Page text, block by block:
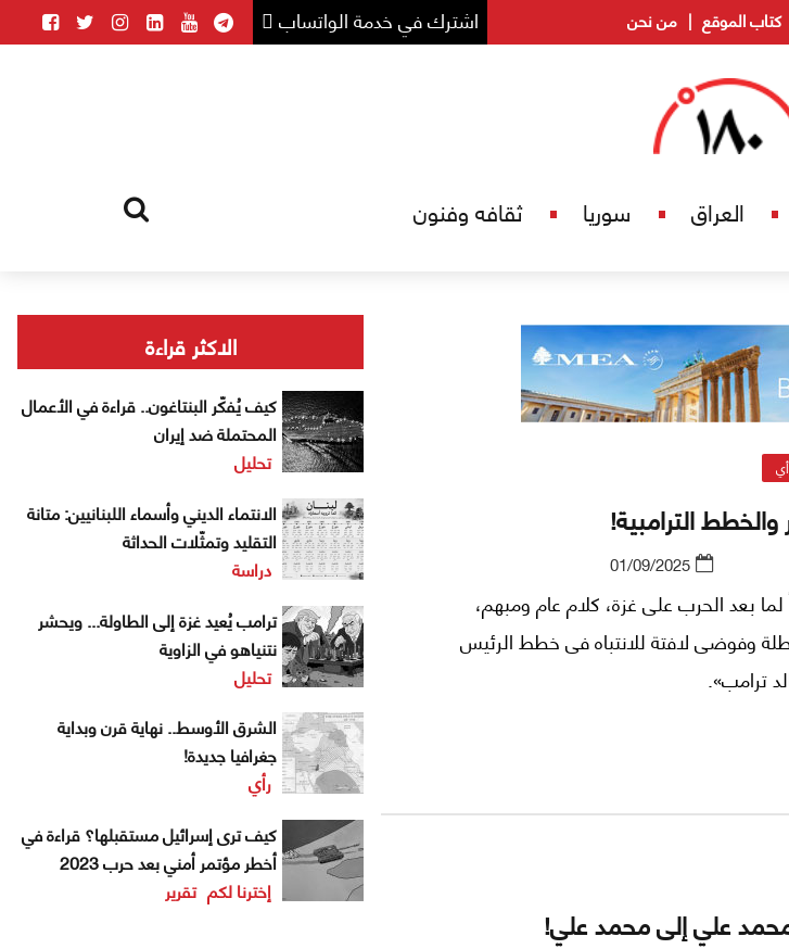
اشترك في خدمة الواتساب كتاب الموقع من نحن
العراق سوريا ثقافه وفنون
الترامبية!
01/09/2025
بعد الحرب على غزة، كلام عام ومبهم،
وفوضى لافتة للانتباه فى خطط الرئيس
ترامب».
علي إلى محمد علي!
الاكثر قراءة
كيف يُفكّر البنتاغون.. قراءة في الأعمال
المحتملة ضد إيران
تحليل
الانتماء الديني وأسماء اللبنانيين: متانة
التقليد وتمثّلات الحداثة
دراسة
ترامب يُعيد غزة إلى الطاولة... ويحشر
نتنياهو في الزاوية
تحليل
الشرق الأوسط.. نهاية قرن وبداية
جغرافيا جديدة!
رأي
كيف ترى إسرائيل مستقبلها؟ قراءة في
أخطر مؤتمر أمني بعد حرب 2023
إخترنا لكم تقرير